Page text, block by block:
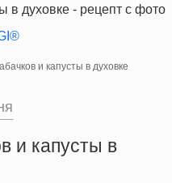
и капусты в духовке
и капусты в